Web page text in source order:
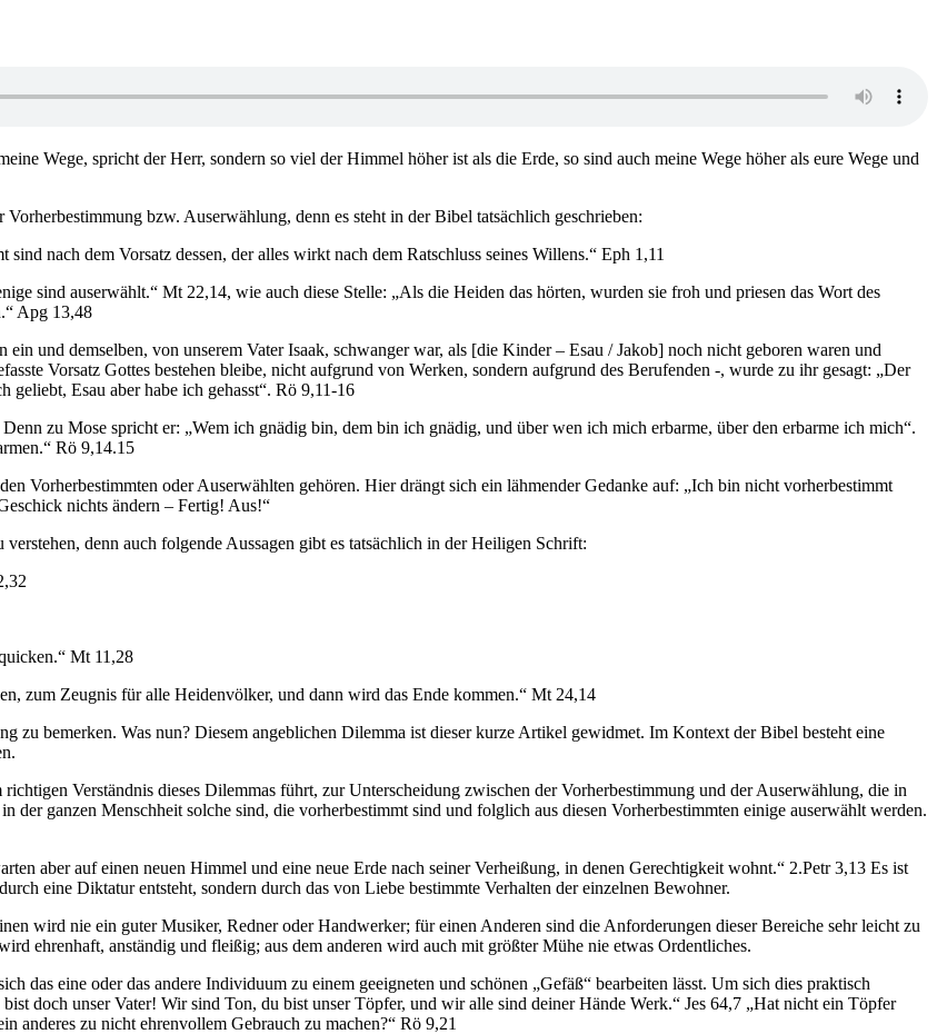
Wege, spricht der Herr, sondern so viel der Himmel höher ist als die Erde, so sind auch meine Wege höher als eure Wege und
bzw. Auserwählung, denn es steht in der Bibel tatsächlich geschrieben:
nach dem Vorsatz dessen, der alles wirkt nach dem Ratschluss seines Willens.“ Eph 1,11
sind auserwählt.“ Mt 22,14, wie auch diese Stelle: „Als die Heiden das hörten, wurden sie froh und priesen das Wort des
Apg 13,48
und demselben, von unserem Vater Isaak, schwanger war, als [die Kinder – Esau / Jakob] noch nicht geboren waren und
Vorsatz Gottes bestehen bleibe, nicht aufgrund von Werken, sondern aufgrund des Berufenden -, wurde zu ihr gesagt: „Der
geliebt, Esau aber habe ich gehasst“. Rö 9,11-16
zu Mose spricht er: „Wem ich gnädig bin, dem bin ich gnädig, und über wen ich mich erbarme, über den erbarme ich mich“.
Rö 9,14.15
Vorherbestimmten oder Auserwählten gehören. Hier drängt sich ein lähmender Gedanke auf: „Ich bin nicht vorherbestimmt
nichts ändern – Fertig! Aus!“
denn auch folgende Aussagen gibt es tatsächlich in der Heiligen Schrift:
Mt 11,28
zum Zeugnis für alle Heidenvölker, und dann wird das Ende kommen.“ Mt 24,14
zu bemerken. Was nun? Diesem angeblichen Dilemma ist dieser kurze Artikel gewidmet. Im Kontext der Bibel besteht eine
Verständnis dieses Dilemmas führt, zur Unterscheidung zwischen der Vorherbestimmung und der Auserwählung, die in
der ganzen Menschheit solche sind, die vorherbestimmt sind und folglich aus diesen Vorherbestimmten einige auserwählt werden.
aber auf einen neuen Himmel und eine neue Erde nach seiner Verheißung, in denen Gerechtigkeit wohnt.“ 2.Petr 3,13 Es ist
eine Diktatur entsteht, sondern durch das von Liebe bestimmte Verhalten der einzelnen Bewohner.
wird nie ein guter Musiker, Redner oder Handwerker; für einen Anderen sind die Anforderungen dieser Bereiche sehr leicht zu
ehrenhaft, anständig und fleißig; aus dem anderen wird auch mit größter Mühe nie etwas Ordentliches.
das eine oder das andere Individuum zu einem geeigneten und schönen „Gefäß“ bearbeiten lässt. Um sich dies praktisch
doch unser Vater! Wir sind Ton, du bist unser Töpfer, und wir alle sind deiner Hände Werk.“ Jes 64,7 „Hat nicht ein Töpfer
anderes zu nicht ehrenvollem Gebrauch zu machen?“ Rö 9,21